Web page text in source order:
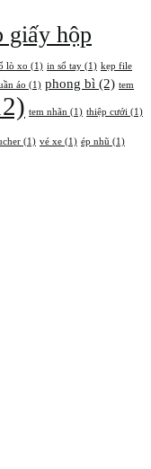
giấy hộp
lò xo (1) in sổ tay (1) kẹp file
áo (1) phong bì (2) tem
tem nhãn (1) thiệp cưới (1)
(1) vé xe (1) ép nhũ (1)